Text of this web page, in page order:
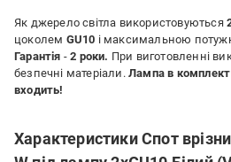
Як джерело світла використовуються
цоколем GU10 і максимальною
Гарантія -2 роки. При виготовленні
безпечні матеріали. Лампа в комплект
входить!
Характеристики Спот